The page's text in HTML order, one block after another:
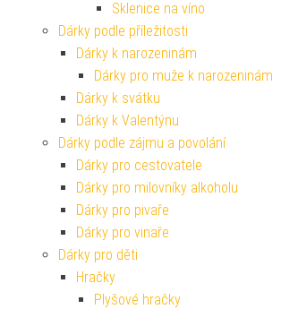
Sklenice na víno
Dárky podle příležitosti
Dárky k narozeninám
Dárky pro muže k narozeninám
Dárky k svátku
Dárky k Valentýnu
Dárky podle zájmu a povolání
Dárky pro cestovatele
Dárky pro milovníky alkoholu
Dárky pro pivaře
Dárky pro vinaře
Dárky pro děti
Hračky
Plyšové hračky